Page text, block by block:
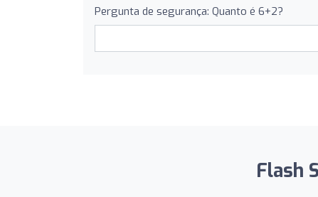
Pergunta de segurança: Quanto é 6+2?
Flash